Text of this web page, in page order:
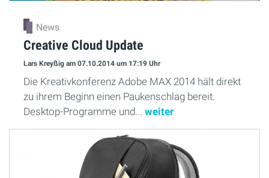
News
Creative Cloud Update
Lars Kreyßig am 07.10.2014 um 17:19 Uhr
Die Kreativkonferenz Adobe MAX 2014 hält direkt
zu ihrem Beginn einen Paukenschlag bereit.
Desktop-Programme und... weiter